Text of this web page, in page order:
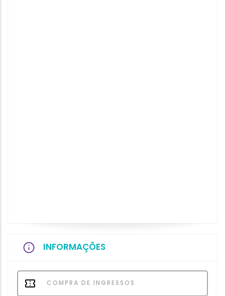
INFORMAÇÕES
COMPRA DE INGRESSOS